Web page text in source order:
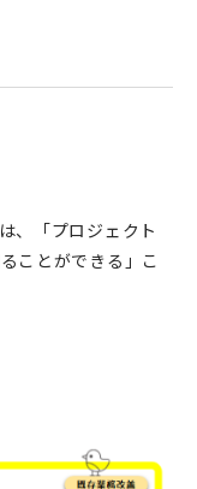
、「プロジェクト
ことができる」こ